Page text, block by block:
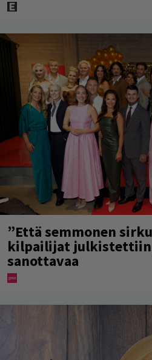
”Että semmonen
kilpailijat julkistettiin
sanottavaa